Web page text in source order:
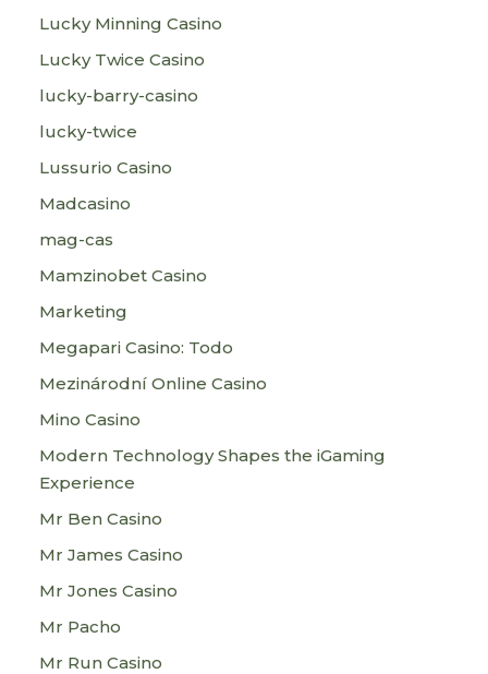
Lucky Minning Casino
Lucky Twice Casino
lucky-barry-casino
lucky-twice
Lussurio Casino
Madcasino
mag-cas
Mamzinobet Casino
Marketing
Megapari Casino: Todo
Mezinárodní Online Casino
Mino Casino
Modern Technology Shapes the iGaming
Experience
Mr Ben Casino
Mr James Casino
Mr Jones Casino
Mr Pacho
Mr Run Casino